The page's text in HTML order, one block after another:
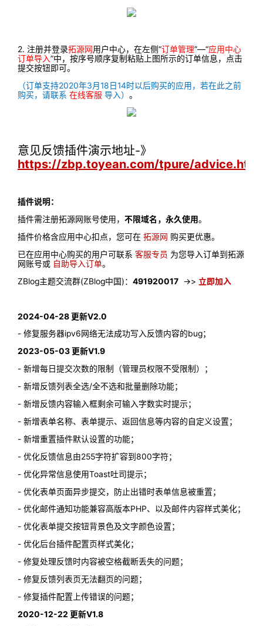
2. 注册并登录拓源网用户中心，在左侧“订单管理”—“应用中心
订单导入”中，按序号顺序复制粘贴上图所示的订单信息，点击
提交按钮即可。
（订单支持2020年3月18日14时以后购买的应用，若在此之前
购买，请联系 在线客服 导入） 。
意见反馈插件演示地址-》
https://zbp.toyean.com/tpure/advice.html
插件说明：
插件需注册拓源网账号使用， 不限域名，永久使用。
插件价格含应用中心扣点，您可在 拓源网 购买更优惠。
已在应用中心购买的用户可联系 客服专员 为您导入订单到拓源
网账号或 自助导入订单。
ZBlog主题交流群(ZBlog中国)： 491920017 ->> 立即加入
2024-04-28 更新V2.0
- 修复服务器ipv6网络无法成功写入反馈内容的bug；
2023-05-03 更新V1.9
- 新增每日提交次数的限制（管理员权限不受限制）；
- 新增反馈列表全选/全不选和批量删除功能；
- 新增反馈内容输入框剩余可输入字数实时提示；
- 新增表单名称、表单提示、返回信息等内容的自定义设置；
- 新增重置插件默认设置的功能；
- 优化反馈信息由255字符扩容到800字符；
- 优化异常信息使用Toast吐司提示；
- 优化表单页面异步提交，防止出错时表单信息被重置；
- 优化邮件通知功能兼容高版本PHP、以及邮件内容样式美化；
- 优化表单提交按钮背景色及文字颜色设置；
- 优化后台插件配置页样式美化；
- 修复处理反馈时内容被空格截断丢失的问题；
- 修复反馈列表页无法翻页的问题；
- 修复插件配置上传错误的问题；
2020-12-22 更新V1.8